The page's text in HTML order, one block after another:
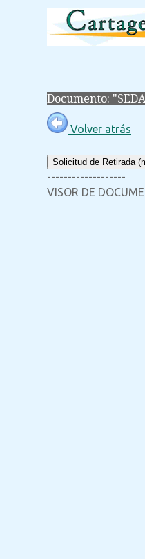
Documento:
Volver atrás
Solicitud de Retirada
-------------------
VISOR DE